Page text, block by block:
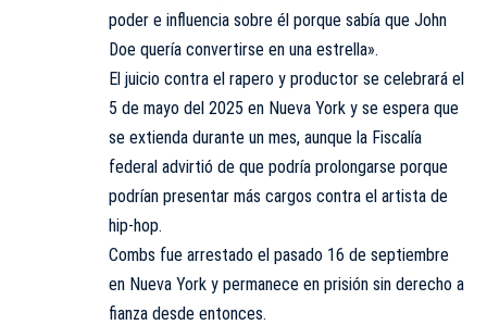
poder e influencia sobre él porque sabía que John
Doe quería convertirse en una estrella».
El juicio contra el rapero y productor se celebrará el
5 de mayo del 2025 en Nueva York y se espera que
se extienda durante un mes, aunque la Fiscalía
federal advirtió de que podría prolongarse porque
podrían presentar más cargos contra el artista de
hip-hop.
Combs fue arrestado el pasado 16 de septiembre
en Nueva York y permanece en prisión sin derecho a
fianza desde entonces.